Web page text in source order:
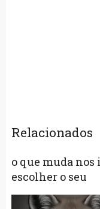
Relacionados
o que muda
escolher o seu